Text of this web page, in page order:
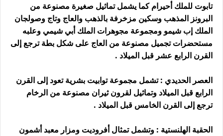
تابوت للملك أحيرام كما يشمل تماثيل صغيرة مصنوعة من
البرونز المذهب وسكين مزخرفة بالذهب والعاج وتاج وصولجان
الملك إب شيمو ومجموعة مجوهرات الملك أبي شيمي وعلبه
مستحضرات تجميل مصنوعة من العاج على شكل بطة ترجع إلى
القرن الرابع عشر قبل الميلاد .
العصر الحديدي : تشمل مجموعة توابيت بشرية تعود إلى القرن
الرابع قبل الميلاد وتماثيل لقرون ثيران مصنوعة من الرخام
ترجع إلى القرن الخامس قبل الميلاد .
الحقبة الهلنستية : وتشمل تمثال أفروديت ومزار معبد أشمون